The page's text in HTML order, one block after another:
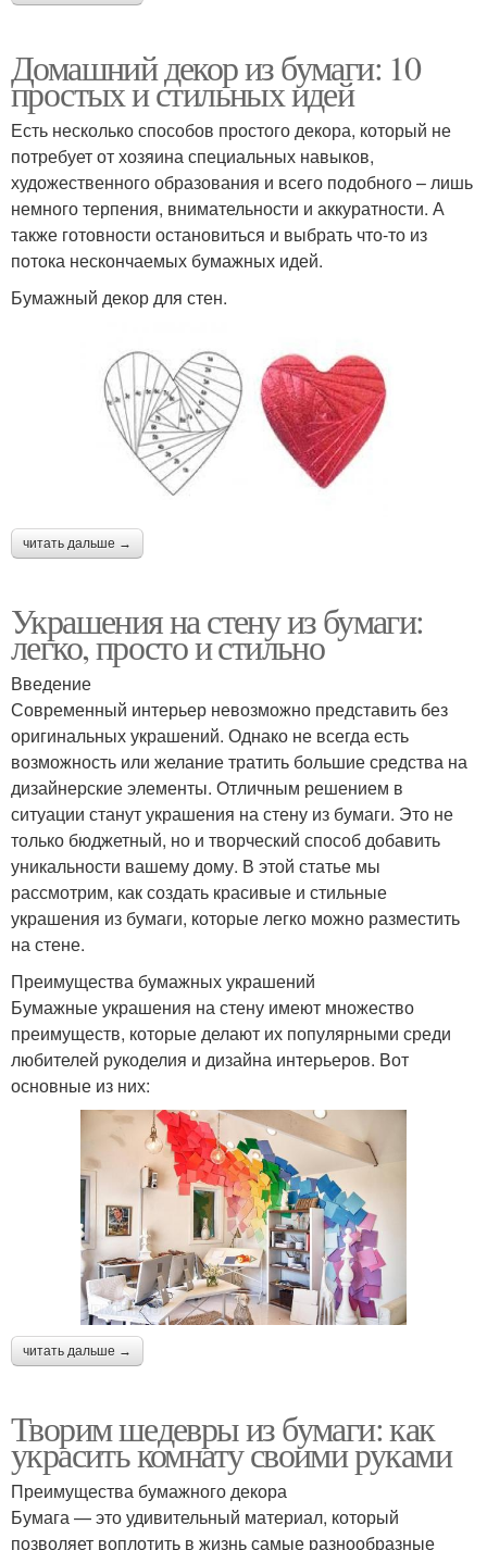
Домашний декор из бумаги: 10
простых и стильных идей
Есть несколько способов простого декора, который не
потребует от хозяина специальных навыков,
художественного образования и всего подобного – лишь
немного терпения, внимательности и аккуратности. А
также готовности остановиться и выбрать что-то из
потока нескончаемых бумажных идей.
Бумажный декор для стен.
читать дальше →
Украшения на стену из бумаги:
легко, просто и стильно
Введение
Современный интерьер невозможно представить без
оригинальных украшений. Однако не всегда есть
возможность или желание тратить большие средства на
дизайнерские элементы. Отличным решением в
ситуации станут украшения на стену из бумаги. Это не
только бюджетный, но и творческий способ добавить
уникальности вашему дому. В этой статье мы
рассмотрим, как создать красивые и стильные
украшения из бумаги, которые легко можно разместить
на стене.
Преимущества бумажных украшений
Бумажные украшения на стену имеют множество
преимуществ, которые делают их популярными среди
любителей рукоделия и дизайна интерьеров. Вот
основные из них:
читать дальше →
Творим шедевры из бумаги: как
украсить комнату своими руками
Преимущества бумажного декора
Бумага — это удивительный материал, который
позволяет воплотить в жизнь самые разнообразные